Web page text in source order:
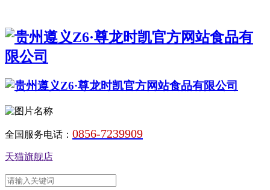
全国服务电话： 0856-7239909
天猫旗舰店